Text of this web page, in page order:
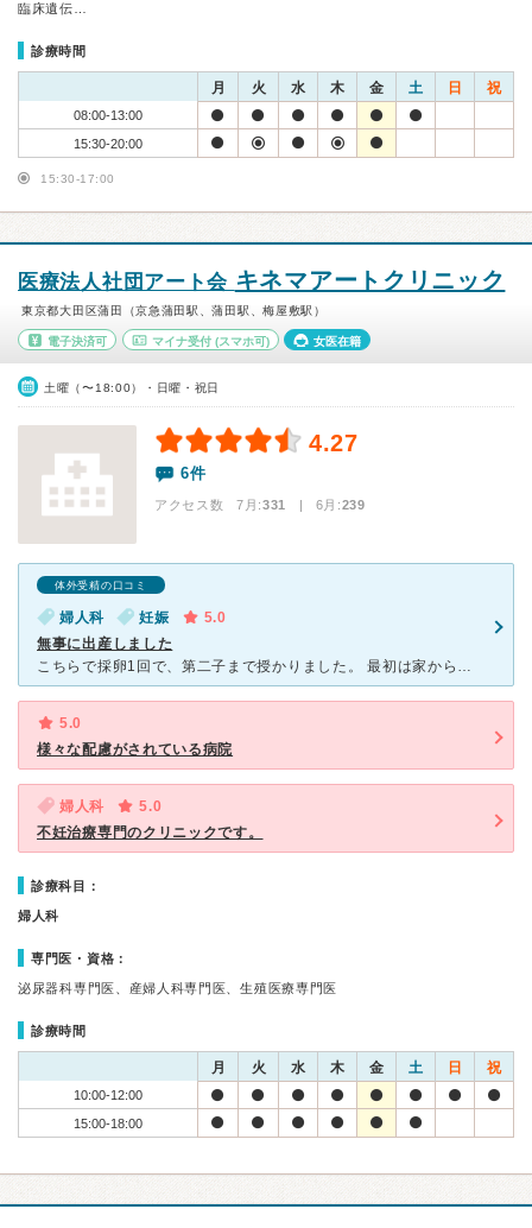
臨床遺伝…
診療時間
月 火 水 木 金 土 日 祝
08:00-13:00
15:30-20:00
15:30-17:00
医療法人社団アート会 キネマアートクリニック
東京都大田区蒲田（京急蒲田駅、蒲田駅、梅屋敷駅）
電子決済可 マイナ受付(スマホ可) 女医在籍
土曜（〜18:00）・日曜・祝日
4.27
6件
アクセス数 7月:331 | 6月:239
体外受精の口コミ
婦人科 妊娠
5.0
無事に出産しました
こちらで採卵1回で、第二子まで授かりました。 最初は家から近いと言った理由で通い始め、半信半疑で通っていました。病気も見つかり、しんどかった時期もありましたが最終的には、こちらのクリニックに通って本
5.0
様々な配慮がされている病院
婦人科
5.0
不妊治療専門のクリニックです。
診療科目：
婦人科
専門医・資格：
泌尿器科専門医、産婦人科専門医、生殖医療専門医
診療時間
月 火 水 木 金 土 日 祝
10:00-12:00
15:00-18:00